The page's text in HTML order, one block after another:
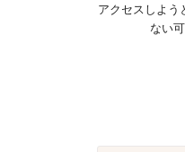
アクセスしよう
ない